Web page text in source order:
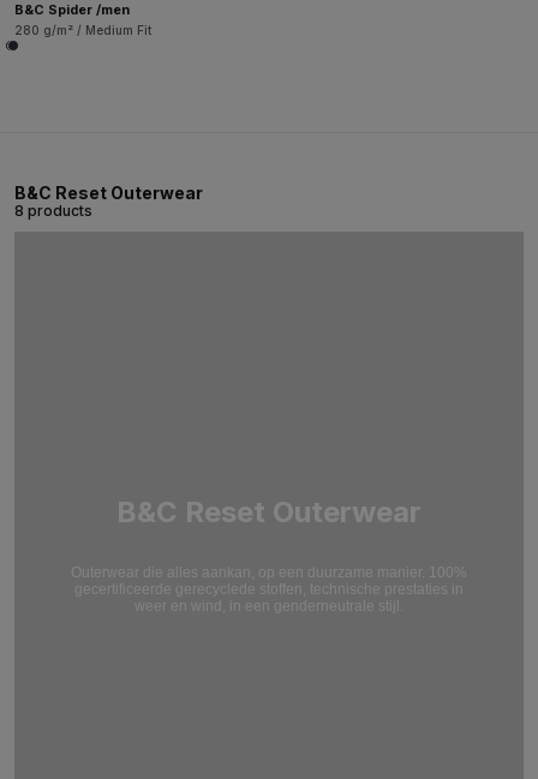
B&C Spider /men
280 g/m² / Medium Fit
B&C Reset Outerwear
8 products
B&C Reset Outerwear
Outerwear die alles aankan, op een duurzame manier. 100%
gecertificeerde gerecyclede stoffen, technische prestaties in
weer en wind, in een genderneutrale stijl.